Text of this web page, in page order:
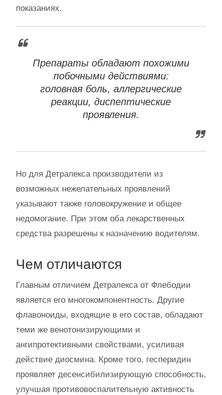
показаниях.
Препараты обладают похожими
побочными действиями:
головная боль, аллергические
реакции, диспептические
проявления.
Но для Детралекса производители из
возможных нежелательных проявлений
указывают также головокружение и общее
недомогание. При этом оба лекарственных
средства разрешены к назначению водителям.
Чем отличаются
Главным отличием Детралекса от Флебодии
является его многокомпонентность. Другие
флавоноиды, входящие в его состав, обладают
теми же венотонизирующими и
ангипротективными свойствами, усиливая
действие диосмина. Кроме того, гесперидин
проявляет десенсибилизирующую способность,
улучшая противовоспалительную активность